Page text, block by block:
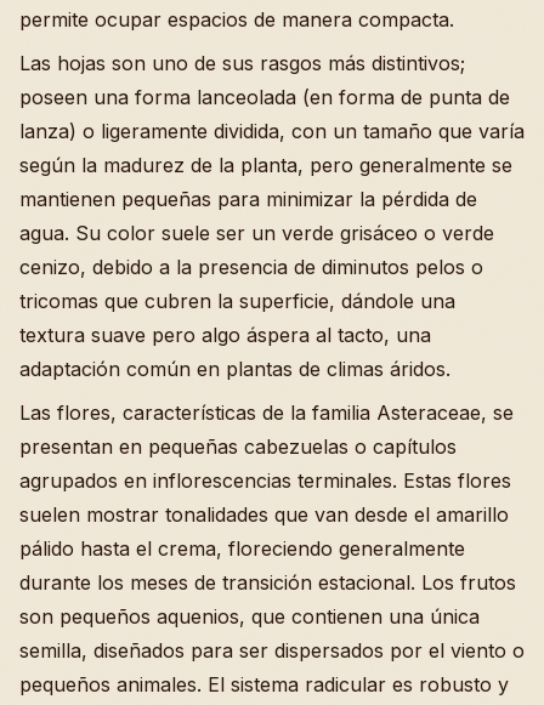
permite ocupar espacios de manera compacta.
Las hojas son uno de sus rasgos más distintivos;
poseen una forma lanceolada (en forma de punta de
lanza) o ligeramente dividida, con un tamaño que varía
según la madurez de la planta, pero generalmente se
mantienen pequeñas para minimizar la pérdida de
agua. Su color suele ser un verde grisáceo o verde
cenizo, debido a la presencia de diminutos pelos o
tricomas que cubren la superficie, dándole una
textura suave pero algo áspera al tacto, una
adaptación común en plantas de climas áridos.
Las flores, características de la familia Asteraceae, se
presentan en pequeñas cabezuelas o capítulos
agrupados en inflorescencias terminales. Estas flores
suelen mostrar tonalidades que van desde el amarillo
pálido hasta el crema, floreciendo generalmente
durante los meses de transición estacional. Los frutos
son pequeños aquenios, que contienen una única
semilla, diseñados para ser dispersados por el viento o
pequeños animales. El sistema radicular es robusto y